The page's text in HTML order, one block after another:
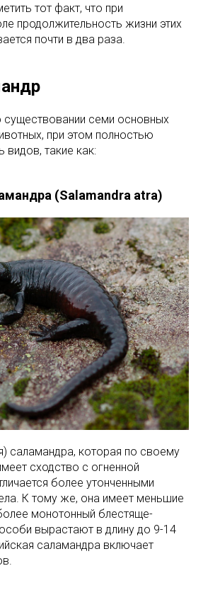
тот факт, что при
продолжительность жизни этих
почти в два раза.
существовании семи основных
при этом полностью
видов, такие как:
(Salamandra atra)
саламандра, которая по своему
сходство с огненной
более утонченными
К тому же, она имеет меньшие
монотонный блестяще-
вырастают в длину до 9-14
саламандра включает